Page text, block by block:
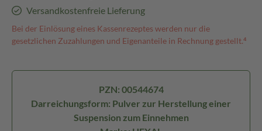
Versandkostenfreie Lieferung
Bei der Einlösung eines Kassenrezeptes werden nur die
gesetzlichen Zuzahlungen und Eigenanteile in Rechnung gestellt.⁴
PZN: 00544674
Darreichungsform: Pulver zur Herstellung einer
Suspension zum Einnehmen